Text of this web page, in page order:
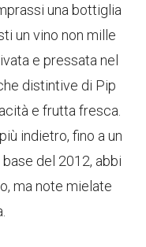
una bottiglia
un vino non mille
e pressata nel
distintive di Pip
e frutta fresca.
indietro, fino a un
del 2012, abbi
ma note mielate